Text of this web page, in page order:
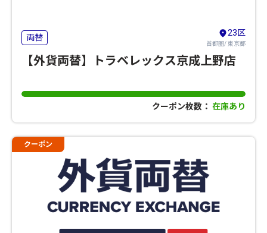
両替 23区
首都圏/ 東京都
【外貨両替】トラベレックス京成上野店
クーポン枚数： 在庫あり
クーポン